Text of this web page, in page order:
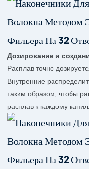
Дозирование и
Расплав точно
Внутренние
таким образом, чтобы
расплав к каждому